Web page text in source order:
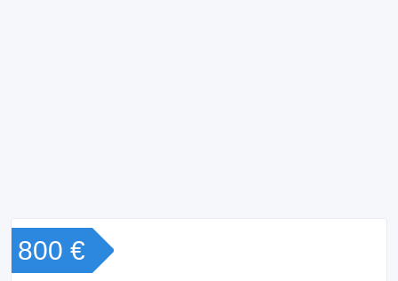
800 €